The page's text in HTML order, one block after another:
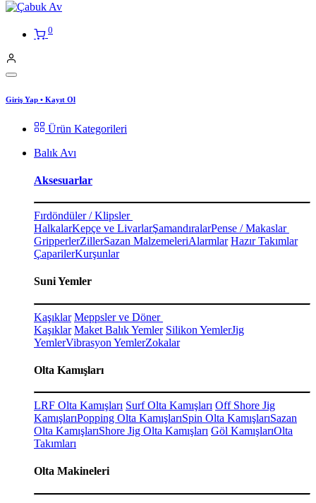
0
Giriş Yap • Kayıt Ol
Ürün Kategorileri
Balık Avı
Aksesuarlar
Fırdöndüler / Klipsler
HalkalarKepçe ve LivarlarŞamandıralarPense / Makaslar
GripperlerZillerSazan MalzemeleriAlarmlar Hazır Takımlar
ÇaparilerKurşunlar
Suni Yemler
Kaşıklar Meppsler ve Döner
Kaşıklar Maket Balık Yemler Silikon YemlerJig
YemlerVibrasyon YemlerZokalar
Olta Kamışları
LRF Olta Kamışları Surf Olta Kamışları Off Shore Jig
KamışlarıPopping Olta KamışlarıSpin Olta KamışlarıSazan
Olta KamışlarıShore Jig Olta Kamışları Göl KamışlarıOlta
Takımları
Olta Makineleri